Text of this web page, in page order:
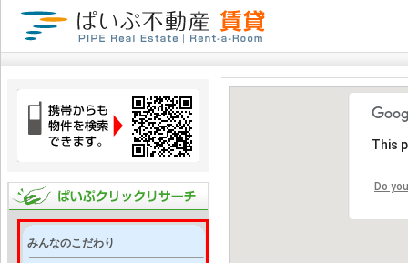
みんなのこだわり
This
Do